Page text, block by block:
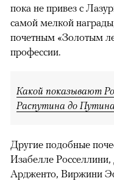
пока не привез с
самой мелкой
почетным «Золотым
профессии.
Какой показывают
Распутина до Путина
Другие подобные
Изабелле
Ардженто, Виржини